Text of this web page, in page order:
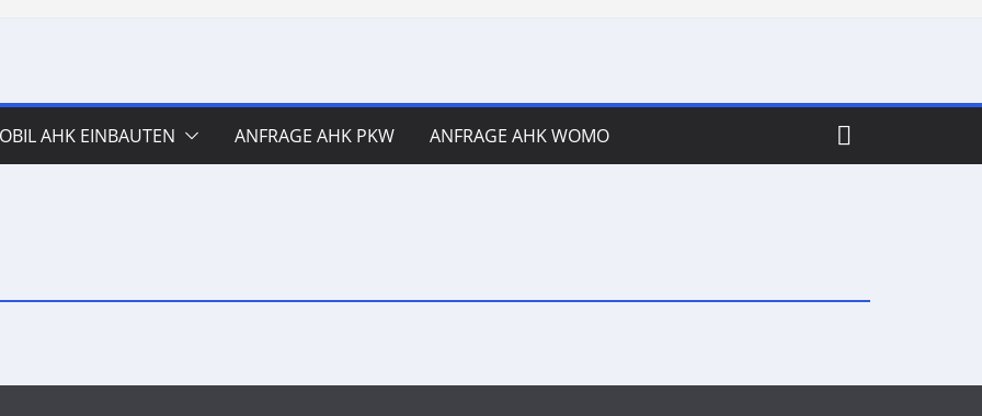
AHK EINBAUTEN ANFRAGE AHK PKW ANFRAGE AHK WOMO